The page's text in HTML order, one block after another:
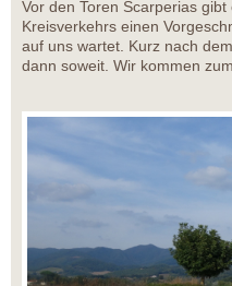
Vor den Toren Scarperias
Kreisverkehrs einen
auf uns wartet. Kurz nach
dann soweit. Wir kommen